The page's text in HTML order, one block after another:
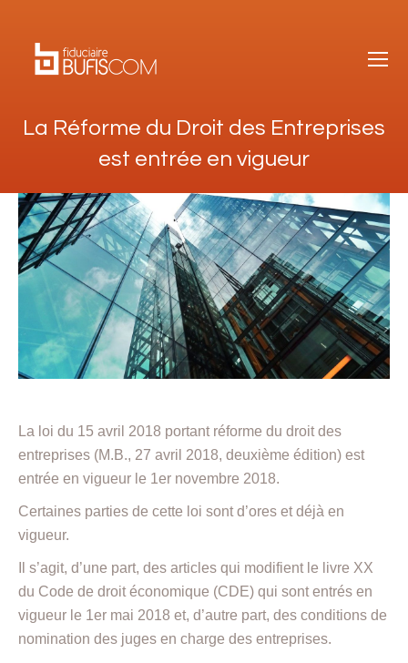
La Réforme du Droit des Entreprises
est entrée en vigueur
La loi du 15 avril 2018 portant réforme du droit des
entreprises (M.B., 27 avril 2018, deuxième édition) est
entrée en vigueur le 1er novembre 2018.
Certaines parties de cette loi sont d’ores et déjà en
vigueur.
Il s’agit, d’une part, des articles qui modifient le livre XX
du Code de droit économique (CDE) qui sont entrés en
vigueur le 1er mai 2018 et, d’autre part, des conditions de
nomination des juges en charge des entreprises.